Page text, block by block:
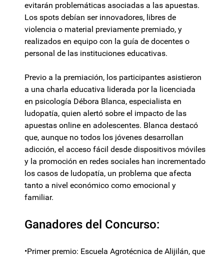
evitarán problemáticas asociadas a las apuestas.
Los spots debían ser innovadores, libres de
violencia o material previamente premiado, y
realizados en equipo con la guía de docentes o
personal de las instituciones educativas.
Previo a la premiación, los participantes asistieron
a una charla educativa liderada por la licenciada
en psicología Débora Blanca, especialista en
ludopatía, quien alertó sobre el impacto de las
apuestas online en adolescentes. Blanca destacó
que, aunque no todos los jóvenes desarrollan
adicción, el acceso fácil desde dispositivos móviles
y la promoción en redes sociales han incrementado
los casos de ludopatía, un problema que afecta
tanto a nivel económico como emocional y
familiar.
Ganadores del Concurso:
•Primer premio: Escuela Agrotécnica de Alijilán, que